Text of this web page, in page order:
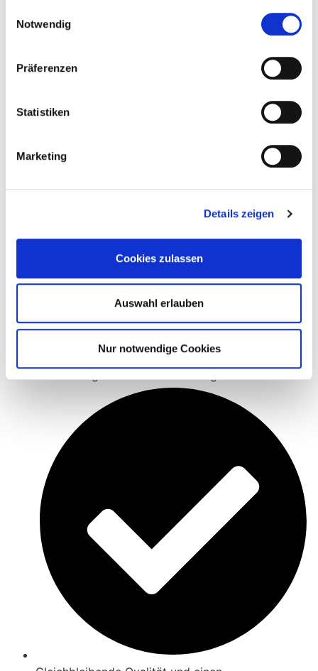
Notwendig
Präferenzen
Statistiken
Marketing
Details zeigen
Cookies zulassen
Auswahl erlauben
Nur notwendige Cookies
Original-Rezepturen nach unserer Familientradition